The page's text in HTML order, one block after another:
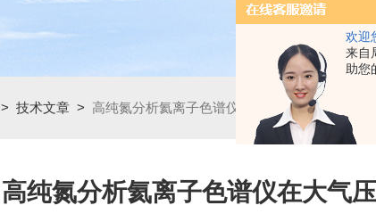
欢迎
来自
助您
> 技术文章 > 高纯氮分析氦离子色谱仪在大气压下无法工作
高纯氮分析氦离子色谱仪在大气